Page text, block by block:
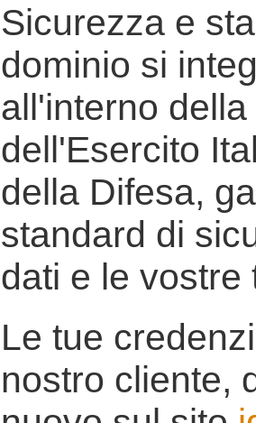
Sicurezza e
dominio si
all'interno
dell'Esercito
della Difesa,
standard di
dati e le vostre
Le tue
nostro cliente,